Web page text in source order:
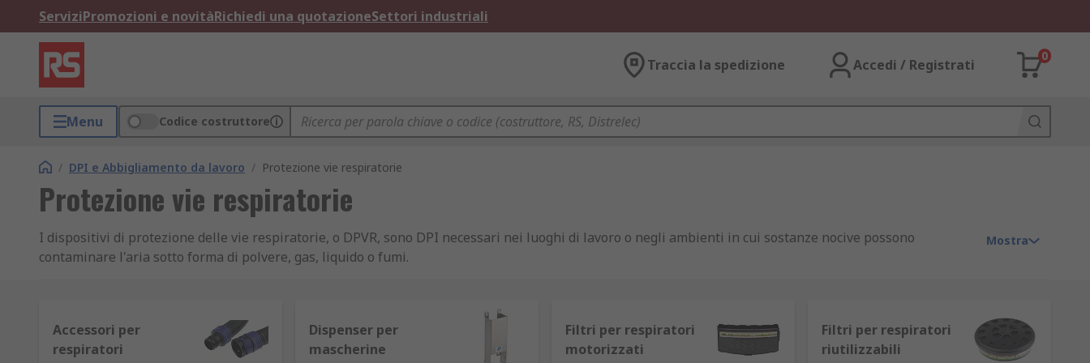
ServiziPromozioni e novitàRichiedi una quotazioneSettori industriali
Traccia la spedizione Accedi / Registrati
0
Menu Codice costruttore
/ DPI e Abbigliamento da lavoro / Protezione vie respiratorie
Protezione vie respiratorie
I dispositivi di protezione delle vie respiratorie, o DPVR, sono DPI necessari nei luoghi di lavoro o negli ambienti in cui sostanze nocive possono
contaminare l'aria sotto forma di polvere, gas, liquido o fumi.
ad esempio maschere chirurgiche, maschere antipolvere, maschere monouso, maschere FFP2 e respiratori a facciale pieno.
Esempi di DPI vie respiratorie
Mostra
Accessori per
respiratori
Dispenser per
mascherine
Filtri per respiratori
motorizzati
Filtri per respiratori
riutilizzabili